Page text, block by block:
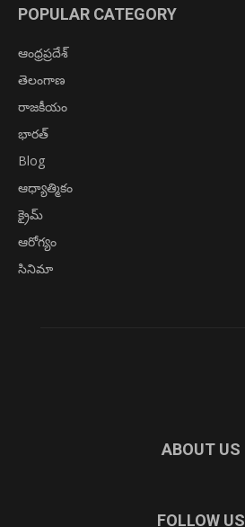
POPULAR CATEGORY
ఆంధ్రప్రదేశ్
తెలంగాణ
రాజకీయం
భారత్
Blog
ఆధ్యాత్మికం
క్రైమ్
ఆరోగ్యం
సినిమా
ABOUT US
FOLLOW US